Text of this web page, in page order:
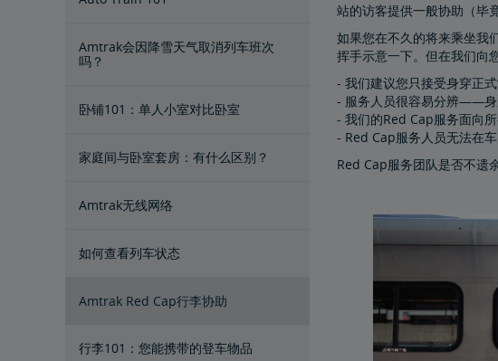
Amtrak会因降雪天气取消列车班次
吗？
卧铺101：单人小室对比卧室
家庭间与卧室套房：有什么区别？
Amtrak无线网络
如何查看列车状态
Amtrak Red Cap行李协助
行李101：您能携带的登车物品
站的访客提供一般协助（毕
如果您在不久的将来乘坐我
挥手示意一下。但在我们向
- 我们建议您只接受身穿正
- 服务人员很容易分辨——身
- 我们的Red Cap服务面向
- Red Cap服务人员无法在
Red Cap服务团队是否不遗